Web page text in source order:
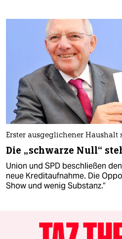
Erster ausgeglichener Haushalt
Die „schwarze Null“
Union und SPD beschließen
neue Kreditaufnahme. Die
Show und wenig Substanz.“